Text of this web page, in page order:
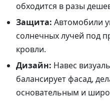
обходится в разы
Защита: Автомобили
солнечных лучей под
кровли.
Дизайн: Навес
балансирует фасад,
основательным и